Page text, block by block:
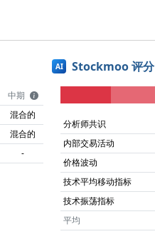
中期
混合的
混合的
-
AI Stockmoo 评分
分析师共识
内部交易活动
价格波动
技术平均移动指标
技术振荡指标
平均